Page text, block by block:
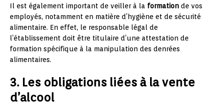
Il est également important de veiller à la formation de vos
employés, notamment en matière d’hygiène et de sécurité
alimentaire. En effet, le responsable légal de
l’établissement doit être titulaire d’une attestation de
formation spécifique à la manipulation des denrées
alimentaires.
3. Les obligations liées à la vente
d’alcool